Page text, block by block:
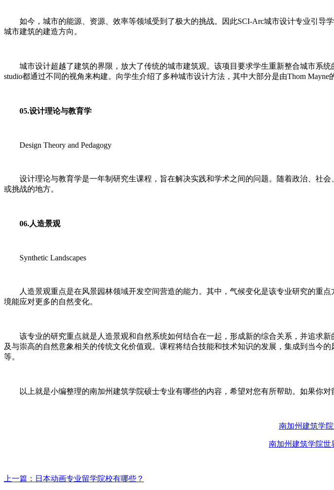
如今，城市的能源、资源、效率等领域受到了极大的挑战。因此SCI-Arc城市设计专业引导
城市建筑的建造方向。
城市设计超越了建筑的界限，放大了传统的城市建筑观。该项目要求学生重新整合城市系统
studio都通过不同的视角来构建。向学生介绍了多种城市设计方法，其中大部分是由Thom Mayne
05.设计理论与教育学
Design Theory and Pedagogy
设计理论与教育学是一年制研究生课程，旨在解决实践和学术之间的问题。随着政治、社
或挑战的地方。
06.人造景观
Synthetic Landscapes
人造景观重点是在风景园林领域开发空间营造的能力。其中，气候变化是该专业研究的重
境能应对更多的自然变化。
该专业的研究重点就是人造景观和自然系统如何结合在一起，形成新的综合关系，并追求新
及与崇高的自然意象相关的传统文化价值观。课程将结合技能和技术知识的发展，集成到当今
等。
以上就是小编整理的南加州建筑学院硕士专业有哪些的内容，希望对您有所帮助。如果你对
南加州建筑学
南加州建筑学院世
上一篇：日本动画专业留学院校有哪些？